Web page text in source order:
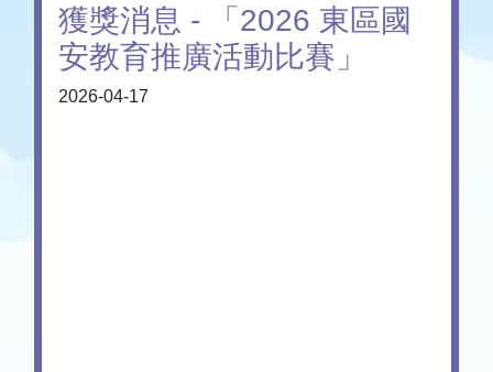
獲獎消息 - 「2026 東區國
安教育推廣活動比賽」
2026-04-17